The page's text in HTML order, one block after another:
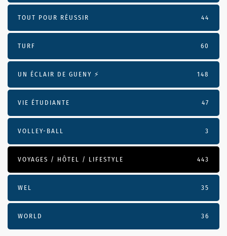
TOUT POUR RÉUSSIR 44
TURF 60
UN ÉCLAIR DE GUENY ⚡️ 148
VIE ÉTUDIANTE 47
VOLLEY-BALL 3
VOYAGES / HÔTEL / LIFESTYLE 443
WEL 35
WORLD 36